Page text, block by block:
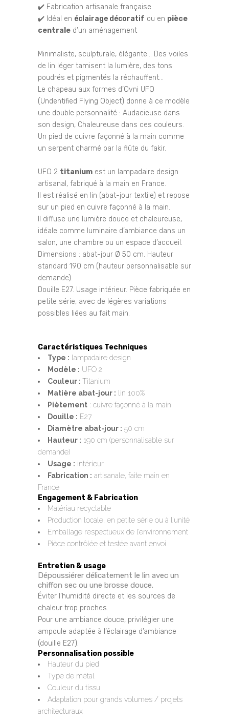
✔️ Fabrication artisanale française
✔️ Idéal en éclairage décoratif ou en pièce
centrale d’un aménagement
Minimaliste, sculpturale, élégante… Des voiles
de lin léger tamisent la lumière, des tons
poudrés et pigmentés la réchauffent…
Le chapeau aux formes d’Ovni UFO
(Undentified Flying Object) donne à ce modèle
une double personnalité : Audacieuse dans
son design, Chaleureuse dans ces couleurs.
Un pied de cuivre façonné à la main comme
un serpent charmé par la flûte du fakir.
UFO 2 titanium est un lampadaire design
artisanal, fabriqué à la main en France.
Il est réalisé en lin (abat-jour textile) et repose
sur un pied en cuivre façonné à la main.
Il diffuse une lumière douce et chaleureuse,
idéale comme luminaire d’ambiance dans un
salon, une chambre ou un espace d’accueil.
Dimensions : abat-jour Ø 50 cm. Hauteur
standard 190 cm (hauteur personnalisable sur
demande).
Douille E27. Usage intérieur. Pièce fabriquée en
petite série, avec de légères variations
possibles liées au fait main.
Caractéristiques Techniques
Type : lampadaire design
Modèle : UFO 2
Couleur : Titanium
Matière abat-jour : lin 100%
Piètement : cuivre façonné à la main
Douille : E27
Diamètre abat-jour : 50 cm
Hauteur : 190 cm (personnalisable sur
demande)
Usage : intérieur
Fabrication : artisanale, faite main en
France
Engagement & Fabrication
Matériau recyclable
Production locale, en petite série ou à l’unité
Emballage respectueux de l’environnement
Pièce contrôlée et testée avant envoi
Entretien & usage
Dépoussiérer délicatement le lin avec un
chiffon sec ou une brosse douce.
Éviter l’humidité directe et les sources de
chaleur trop proches.
Pour une ambiance douce, privilégier une
ampoule adaptée à l’éclairage d’ambiance
(douille E27).
Personnalisation possible
Hauteur du pied
Type de métal
Couleur du tissu
Adaptation pour grands volumes / projets
architecturaux